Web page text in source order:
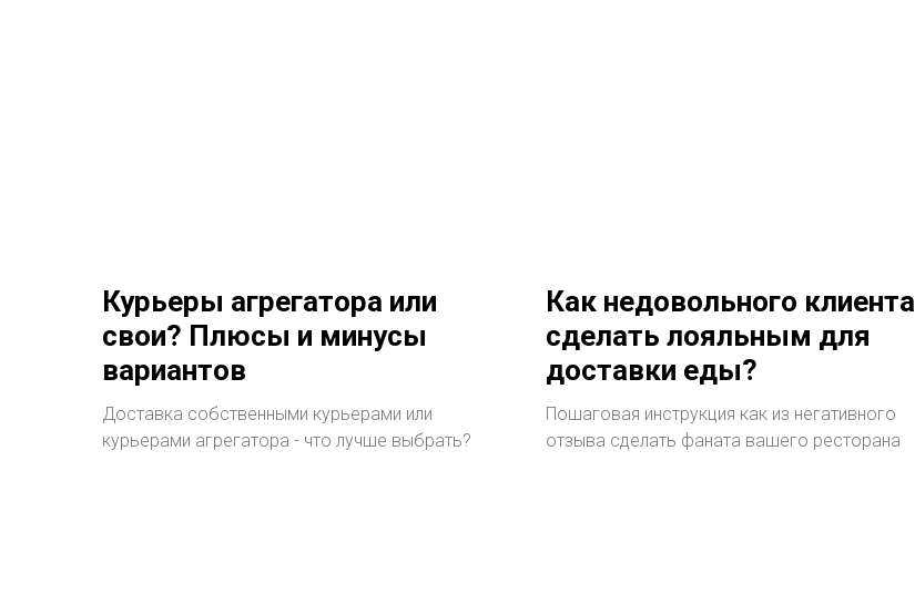
Курьеры агрегатора или
свои? Плюсы и минусы
вариантов
Доставка собственными курьерами или
курьерами агрегатора - что лучше выбрать?
Как недовольного клиента
сделать лояльным для
доставки еды?
Пошаговая инструкция как из негативного
отзыва сделать фаната вашего ресторана